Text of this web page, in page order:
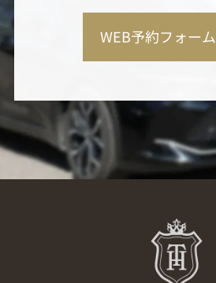
WEB予約フォーム